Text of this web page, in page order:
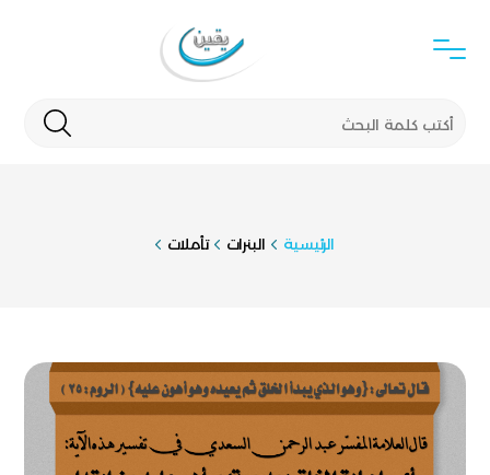
الرئيسية البنرات تأملات